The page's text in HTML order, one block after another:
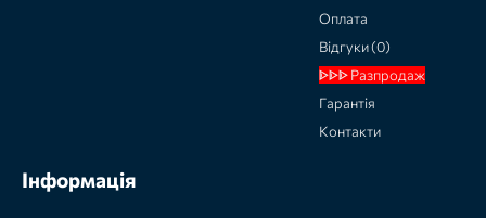
Оплата
Відгуки (0)
ᐈᐈᐈ Разпродаж
Гарантія
Контакти
Інформація